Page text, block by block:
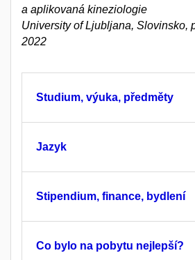
a aplikovaná kineziologie
University of Ljubljana, Slovinsko,
2022
Studium, výuka, předměty
Jazyk
Stipendium, finance, bydlení
Co bylo na pobytu nejlepší?